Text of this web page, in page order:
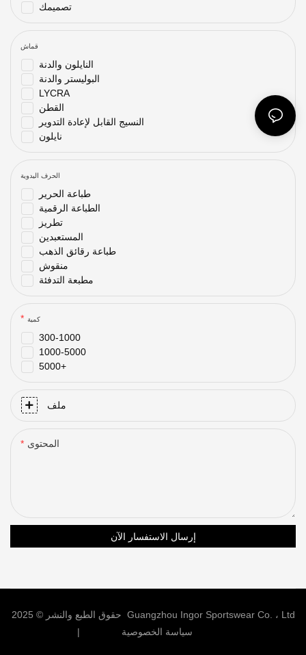
تصميمك
النايلون والدنة
البوليستر والدنة
LYCRA
القطن
النسيج القابل لإعادة التدوير
نايلون
قماش
طباعة الحرير
الطباعة الرقمية
تطريز
المستعبدين
طباعة رقائق الذهب
منقوش
مطبعة التدفئة
الحرف اليدوية
300-1000
1000-5000
5000+
كمية
ملف
المحتوى
إرسال الاستفسار الآن
حقوق الطبع والنشر © 2025 Guangzhou Ingor Sportswear Co. ، Ltd
|
سياسة الخصوصية